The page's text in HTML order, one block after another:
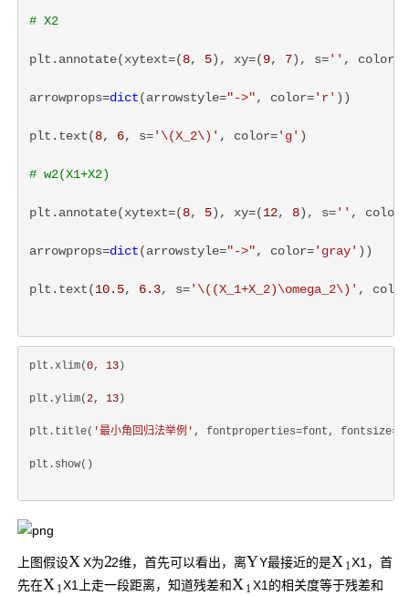
# X2
plt.annotate(xytext=(8, 5), xy=(9, 7), s='' , color=
arrowprops=dict(arrowstyle="->", color='r' ))
plt.text(8, 6, s=' \(X_2\) ' , color='g' )
# w2(X1+X2)
plt.annotate(xytext=(8, 5), xy=(12, 8), s='' , color=
arrowprops=dict(arrowstyle="->", color='gray' ))
plt.text(10.5, 6.3, s=' \((X_1+X_2)\omega_2\) ' ,
plt.xlim(0, 13 )
plt.ylim(2, 13 )
plt.title( '最小角回归法举例' , fontproperties=font, fontsize=
plt.show()
上图假设XX为22维，首先可以看出，离YY最接近的是X 1 X1 ，首
先在X 1 X1 上走一段距离，知道残差和X 1 X1 的相关度等于残差和